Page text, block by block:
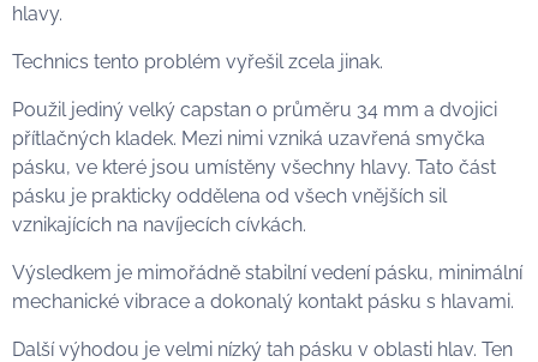
hlavy.
Technics tento problém vyřešil zcela jinak.
Použil jediný velký capstan o průměru 34 mm a dvojici
přítlačných kladek. Mezi nimi vzniká uzavřená smyčka
pásku, ve které jsou umístěny všechny hlavy. Tato část
pásku je prakticky oddělena od všech vnějších sil
vznikajících na navíjecích cívkách.
Výsledkem je mimořádně stabilní vedení pásku, minimální
mechanické vibrace a dokonalý kontakt pásku s hlavami.
Další výhodou je velmi nízký tah pásku v oblasti hlav. Ten